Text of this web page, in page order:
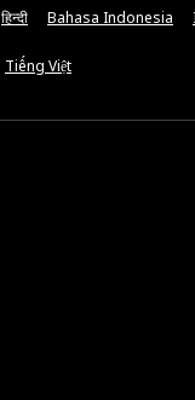
हिन्दी Bahasa Indonesia
Tiếng Việt